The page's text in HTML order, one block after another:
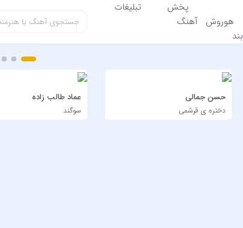
هوروش
بند
پخش
آهنگ
تبلیغات
حسن جمالی
دختره ی قرشمی
عماد طالب زاده
سوگند